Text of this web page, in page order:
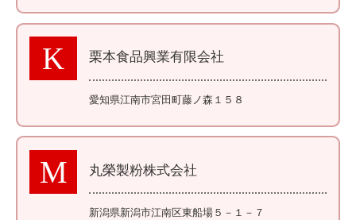
K 栗本食品興業有限会社
愛知県江南市宮田町藤ノ森１５８
M 丸榮製粉株式会社
新潟県新潟市江南区東船場５－１－７